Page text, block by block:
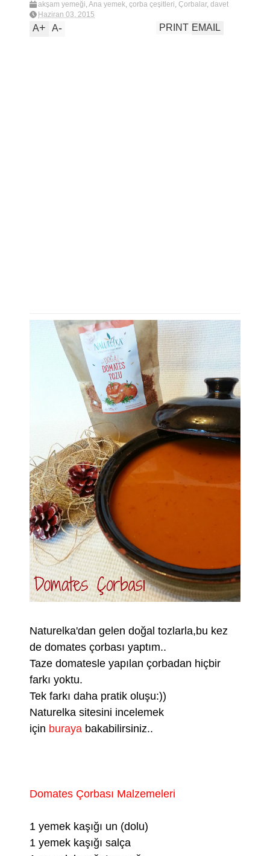
akşam yemeği,Ana yemek, çorba çeşitleri, Çorbalar, davet
sofraları ,doğal, domates çorbası
(naturelka),domates tozu
Haziran 03, 2015
A+ A- EMAIL
PRINT
Naturelka'dan gelen doğal tozlarla,bu kez
de domates çorbası yaptım..
Taze domatesle yapılan çorbadan hiçbir
farkı yoktu.
Tek farkı daha pratik oluşu:))
Naturelka sitesini incelemek
için buraya bakabilirsiniz..
Domates Çorbası Malzemeleri
1 yemek kaşığı un (dolu)
1 yemek kaşığı salça